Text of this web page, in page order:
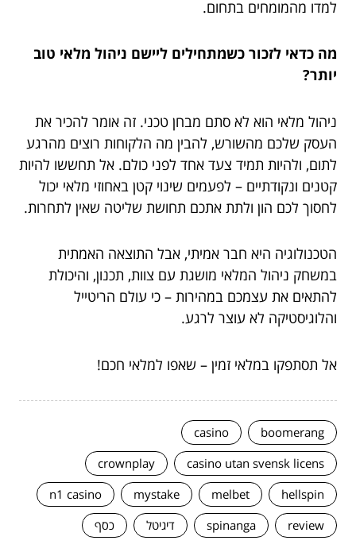
למדו מהמומחים בתחום.
מה כדאי לזכור כשמתחילים ליישם ניהול מלאי טוב
יותר?
ניהול מלאי הוא לא סתם מבחן טכני. זה אומר להכיר את
העסק שלכם מהשורש, להבין מה הלקוחות רוצים מהרגע
לתום, ולהיות תמיד צעד אחד לפני כולם. אל תחששו להיות
קטנים ונקודתיים – לפעמים שינוי קטן באחוזי מלאי יכול
לחסוך לכם הון ולתת אתכם תחושת שליטה שאין לתחרות.
הטכנולוגיה היא חבר אמיתי, אבל התוצאה האמתית
במשחק ניהול המלאי מושגת עם צוות, תכנון, והיכולת
להתאים את עצמכם במהירות – כי עולם הריטייל
והלוגיסטיקה לא עוצר לרגע.
אל תסתפקו במלאי זמין – שאפו למלאי חכם!
boomerang
casino
casino utan svensk licens
crownplay
hellspin
melbet
mystake
n1 casino
review
spinanga דיגיטל כסף